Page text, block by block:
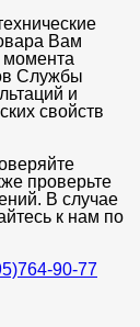
Вам
момента
Службы
и
свойств
проверьте
В случае
к нам по
90-77